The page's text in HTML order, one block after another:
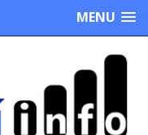
MENU